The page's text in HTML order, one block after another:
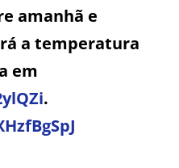
amanhã e
a temperatura
em
.